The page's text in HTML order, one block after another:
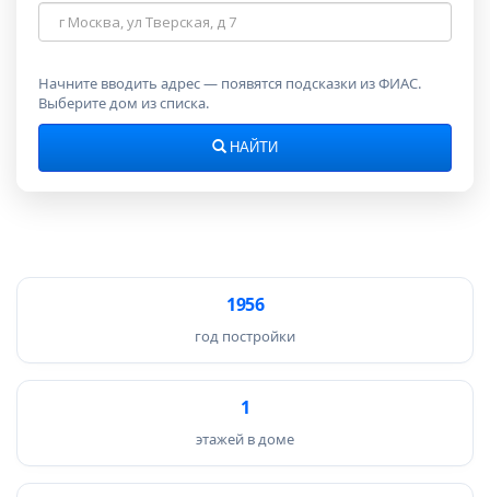
Адрес
дома
Начните вводить адрес — появятся подсказки из ФИАС.
Выберите дом из списка.
НАЙТИ
1956
год постройки
1
этажей в доме